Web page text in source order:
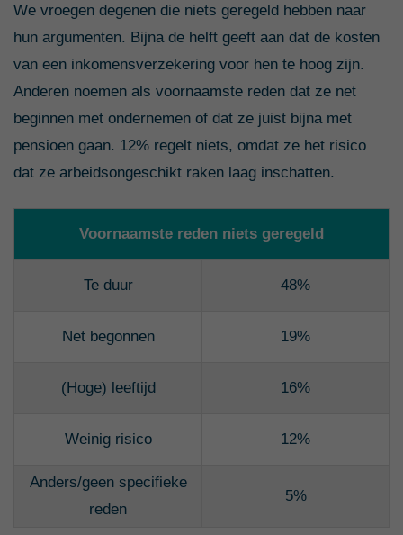
We vroegen degenen die niets geregeld hebben naar
hun argumenten. Bijna de helft geeft aan dat de kosten
van een inkomensverzekering voor hen te hoog zijn.
Anderen noemen als voornaamste reden dat ze net
beginnen met ondernemen of dat ze juist bijna met
pensioen gaan. 12% regelt niets, omdat ze het risico
dat ze arbeidsongeschikt raken laag inschatten.
Voornaamste reden niets geregeld
Te duur 48%
Net begonnen 19%
(Hoge) leeftijd 16%
Weinig risico 12%
Anders/geen specifieke
reden
5%